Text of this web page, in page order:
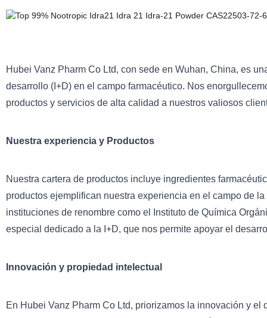
Hubei Vanz Pharm Co Ltd, con sede en Wuhan, China, es
desarrollo (I+D) en el campo farmacéutico. Nos
productos y servicios de alta calidad a nuestros valiosos
Nuestra experiencia y Productos
Nuestra cartera de productos incluye ingredientes
productos ejemplifican nuestra experiencia en el campo de
instituciones de renombre como el Instituto de Química
especial dedicado a la I+D, que nos permite apoyar el
Innovación y propiedad intelectual
En Hubei Vanz Pharm Co Ltd, priorizamos la innovación y